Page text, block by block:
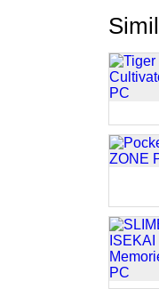
Sato,
Atsumi
Hitomi